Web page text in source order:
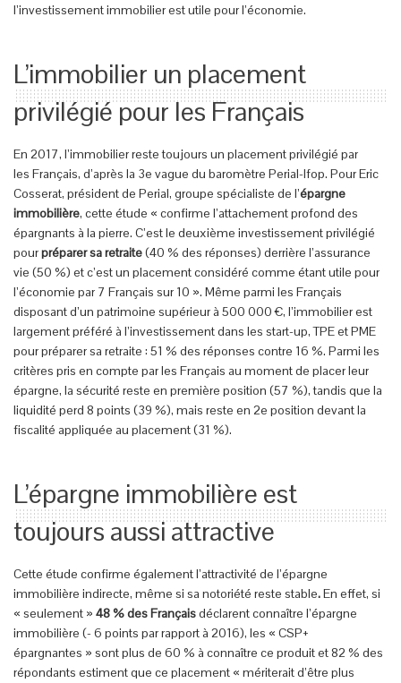
l’investissement immobilier est utile pour l’économie.
L’immobilier un placement
privilégié pour les Français
En 2017, l’immobilier reste toujours un placement privilégié par
les Français, d’après la 3e vague du baromètre Perial-Ifop. Pour Eric
Cosserat, président de Perial, groupe spécialiste de l’épargne
immobilière, cette étude « confirme l’attachement profond des
épargnants à la pierre. C’est le deuxième investissement privilégié
pourpréparer sa retraite(40 % des réponses) derrière l’assurance
vie (50 %) et c’est un placement considéré comme étant utile pour
l’économie par 7 Français sur 10 ». Même parmi les Français
disposant d’un patrimoine supérieur à 500 000 €, l’immobilier est
largement préféré à l’investissement dans les start-up, TPE et PME
pour préparer sa retraite : 51 % des réponses contre 16 %. Parmi les
critères pris en compte par les Français au moment de placer leur
épargne, la sécurité reste en première position (57 %), tandis que la
liquidité perd 8 points (39 %), mais reste en 2e position devant la
fiscalité appliquée au placement (31 %).
L’épargne immobilière est
toujours aussi attractive
Cette étude confirme également l’attractivité de l’épargne
immobilière indirecte, même si sa notoriété reste stable.En effet, si
« seulement » 48 % des Françaisdéclarent connaître l’épargne
immobilière (- 6 points par rapport à 2016), les « CSP+
épargnantes » sont plus de 60 % à connaître ce produit et 82 % des
répondants estiment que ce placement « mériterait d’être plus